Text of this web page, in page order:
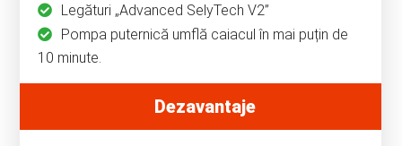
Legături „Advanced SelyTech V2”
Pompa puternică umflă caiacul în mai puțin de
10 minute.
Dezavantaje